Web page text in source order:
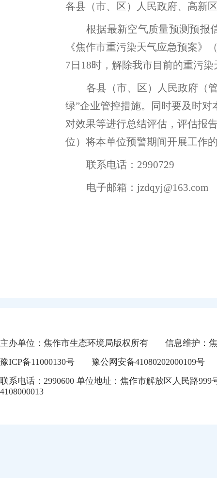
各县（市、 区） 人民政府、高新
根据最新空气质量预测预报
《焦作市重污染天气应急预案》
7 日 18时 ， 解除我市目前的重污
各县（市、区）
人民政府（
绿”企业管控措施。 同时要及时对
对效果等进行总结评估 ， 评估报
位） 将本单位预警期间开展工作
联系电话： 2990729
电子邮箱： jzdqyj@163.com
主办单位：焦作市生态环境局版权所有
信息维护：
豫ICP备11000130号
豫公网安备41080202000109号
联系电话：2990600 单位地址：焦作市解放区人民路999
4108000013